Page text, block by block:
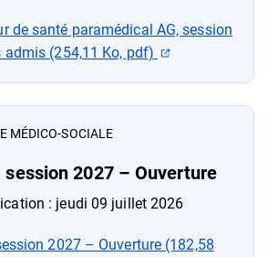
de santé paramédical AG, session
(254,11 Ko, pdf)
(ouverture
MÉDICO-SOCIALE
2027 – Ouverture
: jeudi 09 juillet 2026
2027 – Ouverture (182,58